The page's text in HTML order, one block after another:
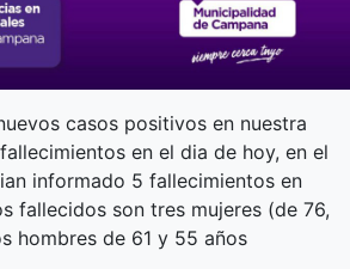
casos positivos en nuestra
en el dia de hoy, en el
informado 5 fallecimientos en
fallecidos son tres mujeres (de 76,
hombres de 61 y 55 años